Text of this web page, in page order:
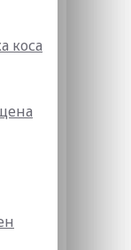
коса